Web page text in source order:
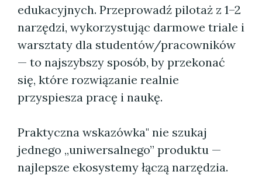
edukacyjnych. Przeprowadź pilotaż z 1–2
narzędzi, wykorzystując darmowe triale i
warsztaty dla studentów/pracowników
— to najszybszy sposób, by przekonać
się, które rozwiązanie realnie
przyspiesza pracę i naukę.
Praktyczna wskazówka" nie szukaj
jednego „uniwersalnego” produktu —
najlepsze ekosystemy łączą narzędzia.